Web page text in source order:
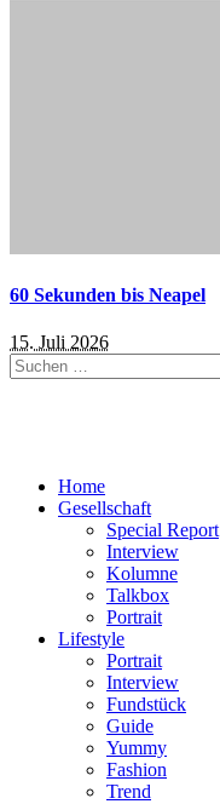
60 Sekunden bis Neapel
15. Juli 2026
Suchen
nach:
Home
Gesellschaft
Special Report
Interview
Kolumne
Talkbox
Portrait
Lifestyle
Portrait
Interview
Fundstück
Guide
Yummy
Fashion
Trend